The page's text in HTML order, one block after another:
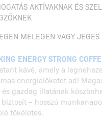
AKTÍVAKNAK ÉS
MELEGEN VAGY JEGES
ENERGY STRONG
kávé, amely a
energialöketet ad!
gazdag illatának
– hosszú
tökéletes.